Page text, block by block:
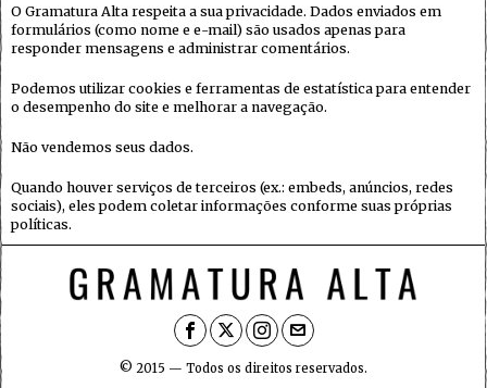
O Gramatura Alta respeita a sua privacidade. Dados enviados em
formulários (como nome e e-mail) são usados apenas para
responder mensagens e administrar comentários.
Podemos utilizar cookies e ferramentas de estatística para entender
o desempenho do site e melhorar a navegação.
Não vendemos seus dados.
Quando houver serviços de terceiros (ex.: embeds, anúncios, redes
sociais), eles podem coletar informações conforme suas próprias
políticas.
© 2015 — Todos os direitos reservados.